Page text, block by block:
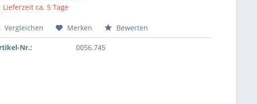
Lieferzeit ca. 5 Tage
Vergleichen Merken Bewerten
Nr.: 0056.745